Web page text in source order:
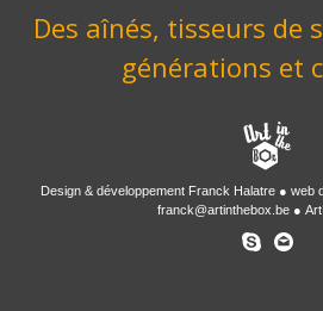
Des aînés, tisseurs de
générations et
Design & développement Franck Halatre web
franck@artinthebox.be